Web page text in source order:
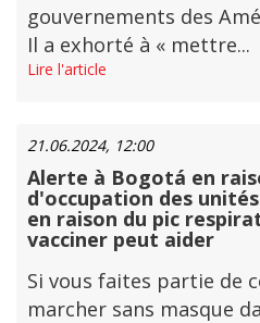
gouvernements des
Il a exhorté à « mettre...
Lire l'article
21.06.2024, 12:00
Alerte à Bogotá en
d'occupation des
en raison du pic
vacciner peut aider
Si vous faites partie de
marcher sans masque